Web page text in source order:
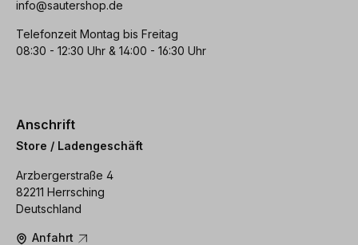
info@sautershop.de
Telefonzeit Montag bis Freitag
08:30 - 12:30 Uhr & 14:00 - 16:30 Uhr
Anschrift
Store / Ladengeschäft
Arzbergerstraße 4
82211 Herrsching
Deutschland
Anfahrt